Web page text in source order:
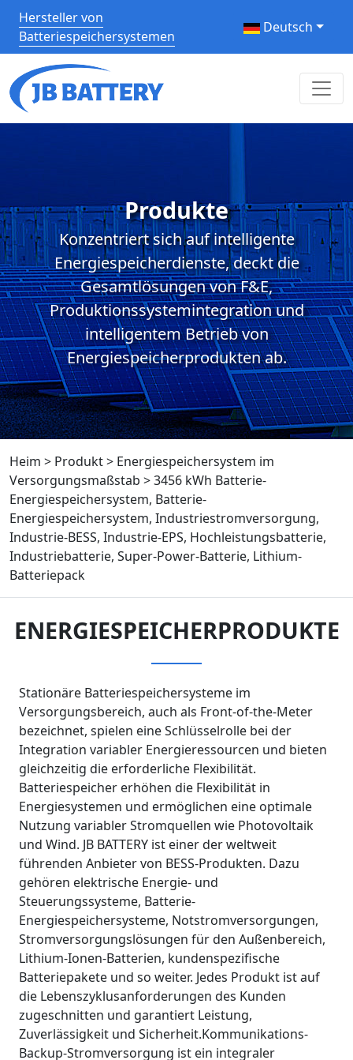
Hersteller von
Batteriespeichersystemen
Deutsch
Produkte
Konzentriert sich auf intelligente
Energiespeicherdienste, deckt die
Gesamtlösungen von F&E,
Produktionssystemintegration und
intelligentem Betrieb von
Energiespeicherprodukten ab.
Heim > Produkt> Energiespeichersystem im
Versorgungsmaßstab >3456 kWh Batterie-
Energiespeichersystem, Batterie-
Energiespeichersystem, Industriestromversorgung,
Industrie-BESS, Industrie-EPS, Hochleistungsbatterie,
Industriebatterie, Super-Power-Batterie, Lithium-
Batteriepack
ENERGIESPEICHERPRODUKTE
Stationäre Batteriespeichersysteme im
Versorgungsbereich, auch als Front-of-the-Meter
bezeichnet, spielen eine Schlüsselrolle bei der
Integration variabler Energieressourcen und bieten
gleichzeitig die erforderliche Flexibilität.
Batteriespeicher erhöhen die Flexibilität in
Energiesystemen und ermöglichen eine optimale
Nutzung variabler Stromquellen wie Photovoltaik
und Wind. JB BATTERY ist einer der weltweit
führenden Anbieter von BESS-Produkten. Dazu
gehören elektrische Energie- und
Steuerungssysteme, Batterie-
Energiespeichersysteme, Notstromversorgungen,
Stromversorgungslösungen für den Außenbereich,
Lithium-Ionen-Batterien, kundenspezifische
Batteriepakete und so weiter. Jedes Produkt ist auf
die Lebenszyklusanforderungen des Kunden
zugeschnitten und garantiert Leistung,
Zuverlässigkeit und Sicherheit.Kommunikations-
Backup-Stromversorgung ist ein integraler